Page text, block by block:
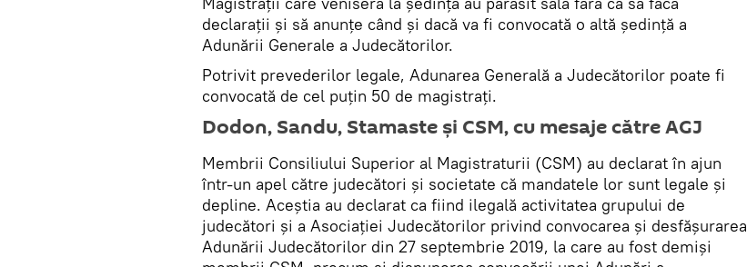
declarații și să anunțe când și dacă va fi convocată o altă ședință a
Adunării Generale a Judecătorilor.
Potrivit prevederilor legale, Adunarea Generală a Judecătorilor poate fi
convocată de cel puțin 50 de magistrați.
Dodon, Sandu, Stamaste și CSM, cu mesaje către AGJ
Membrii Consiliului Superior al Magistraturii (CSM) au declarat în ajun
într-un apel către judecători și societate că mandatele lor sunt legale și
depline. Aceștia au declarat ca fiind ilegală activitatea grupului de
judecători și a Asociației Judecătorilor privind convocarea și desfășurarea
Adunării Judecătorilor din 27 septembrie 2019, la care au fost demiși